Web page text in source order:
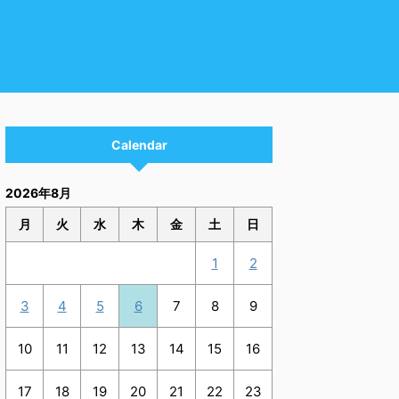
Calendar
2026年8月
月 火 水 木 金 土 日
1 2
3 4 5 6 7 8 9
10 11 12 13 14 15 16
17 18 19 20 21 22 23